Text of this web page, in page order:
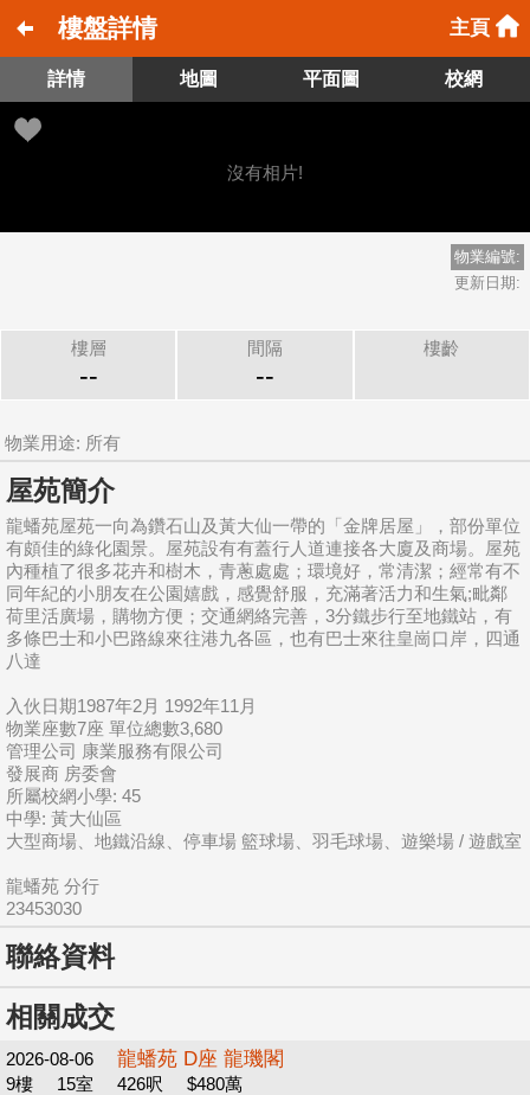
樓盤詳情 主頁
詳情 地圖 平面圖 校網
沒有相片!
物業編號:
更新日期:
樓層
--
間隔
--
樓齡
物業用途: 所有
屋苑簡介
龍蟠苑屋苑一向為鑽石山及黃大仙一帶的「金牌居屋」，部份單位
有頗佳的綠化園景。屋苑設有有蓋行人道連接各大廈及商場。屋苑
內種植了很多花卉和樹木，青蔥處處；環境好，常清潔；經常有不
同年紀的小朋友在公園嬉戲，感覺舒服，充滿著活力和生氣;毗鄰
荷里活廣場，購物方便；交通網絡完善，3分鐵步行至地鐵站，有
多條巴士和小巴路線來往港九各區，也有巴士來往皇崗口岸，四通
八達
入伙日期1987年2月 1992年11月
物業座數7座 單位總數3,680
管理公司 康業服務有限公司
發展商 房委會
所屬校網小學: 45
中學: 黃大仙區
大型商場、地鐵沿線、停車場 籃球場、羽毛球場、遊樂場 / 遊戲室
龍蟠苑 分行
23453030
聯絡資料
相關成交
2026-08-06 龍蟠苑 D座 龍璣閣
9樓 15室 426呎
$480萬